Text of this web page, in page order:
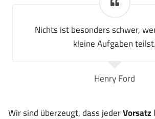
Nichts ist besonders schwer,
kleine Aufgaben teilst.
Henry Ford
Wir sind überzeugt, dass jederVorsatz